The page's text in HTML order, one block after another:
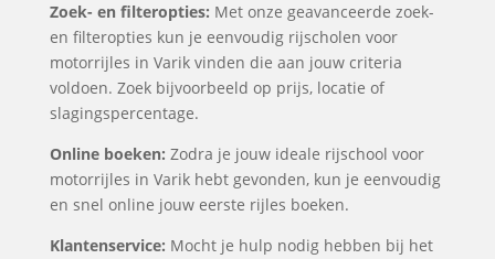
Zoek- en filteropties: Met onze geavanceerde zoek-
en filteropties kun je eenvoudig rijscholen voor
motorrijles in Varik vinden die aan jouw criteria
voldoen. Zoek bijvoorbeeld op prijs, locatie of
slagingspercentage.
Online boeken: Zodra je jouw ideale rijschool voor
motorrijles in Varik hebt gevonden, kun je eenvoudig
en snel online jouw eerste rijles boeken.
Klantenservice: Mocht je hulp nodig hebben bij het